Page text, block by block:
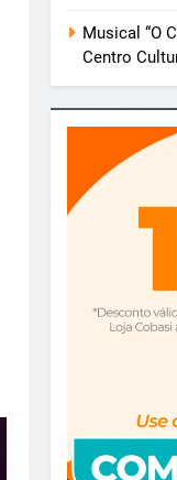
Musical “O
Centro